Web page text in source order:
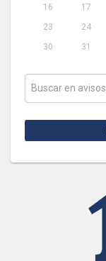
16
17
23
24
30
31